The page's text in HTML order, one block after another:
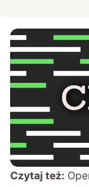
Czytaj też: